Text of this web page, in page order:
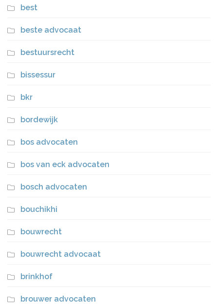
best
beste advocaat
bestuursrecht
bissessur
bkr
bordewijk
bos advocaten
bos van eck advocaten
bosch advocaten
bouchikhi
bouwrecht
bouwrecht advocaat
brinkhof
brouwer advocaten